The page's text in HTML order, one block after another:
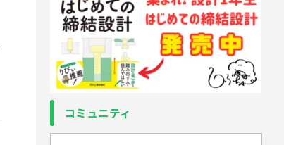
コミュニティ